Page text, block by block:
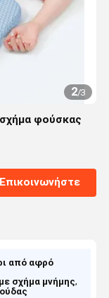
2/3
φούσκας
Επικοινωνήστε
από αφρό
σχήμα μνήμης,